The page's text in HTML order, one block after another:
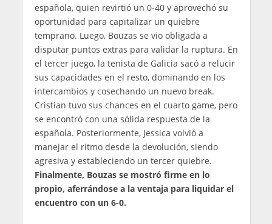
española, quien revirtió un 0-40 y aprovechó su
oportunidad para capitalizar un quiebre
temprano. Luego, Bouzas se vio obligada a
disputar puntos extras para validar la ruptura. En
el tercer juego, la tenista de Galicia sacó a relucir
sus capacidades en el resto, dominando en los
intercambios y cosechando un nuevo break.
Cristian tuvo sus chances en el cuarto game, pero
se encontró con una sólida respuesta de la
española. Posteriormente, Jessica volvió a
manejar el ritmo desde la devolución, siendo
agresiva y estableciendo un tercer quiebre.
Finalmente, Bouzas se mostró firme en lo
propio, aferrándose a la ventaja para liquidar el
encuentro con un 6-0.